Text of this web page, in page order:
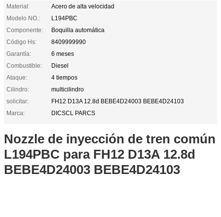
Material:
Acero de alta velocidad
Modelo NO.:
L194PBC
Componente:
Boquilla automática
Código Hs:
8409999990
Garantía:
6 meses
Combustible:
Diesel
Ataque:
4 tiempos
Cilindro:
multicilindro
solicitar:
FH12 D13A 12.8d BEBE4D24003 BEBE4D24103
Marca:
DICSCL PARCS
Nozzle de inyección de tren común
L194PBC para FH12 D13A 12.8d
BEBE4D24003 BEBE4D24103